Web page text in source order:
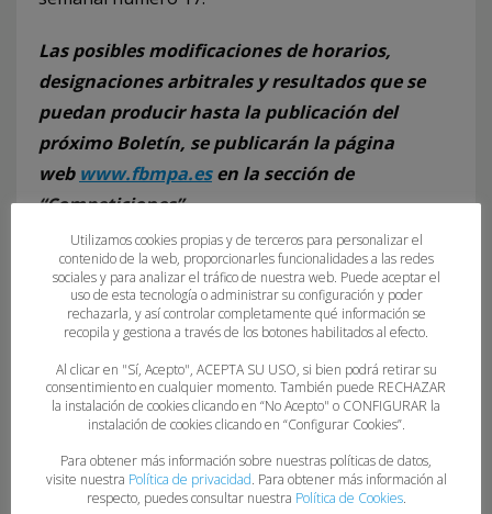
Las posibles modificaciones de horarios,
designaciones arbitrales y resultados que se
puedan producir hasta la publicación del
próximo Boletín, se publicarán la página
web www.fbmpa.esen la sección de
“Competiciones”.
17-22-23
Utilizamos cookies propias y de terceros para personalizar el
contenido de la web, proporcionarles funcionalidades a las redes
sociales y para analizar el tráfico de nuestra web. Puede aceptar el
uso de esta tecnología o administrar su configuración y poder
rechazarla, y así controlar completamente qué información se
recopila y gestiona a través de los botones habilitados al efecto.
Al clicar en "Sí, Acepto", ACEPTA SU USO, si bien podrá retirar su
consentimiento en cualquier momento. También puede RECHAZAR
la instalación de cookies clicando en “No Acepto" o CONFIGURAR la
instalación de cookies clicando en “Configurar Cookies”.
Para obtener más información sobre nuestras políticas de datos,
visite nuestra Política de privacidad. Para obtener más información al
respecto, puedes consultar nuestra Política de Cookies.